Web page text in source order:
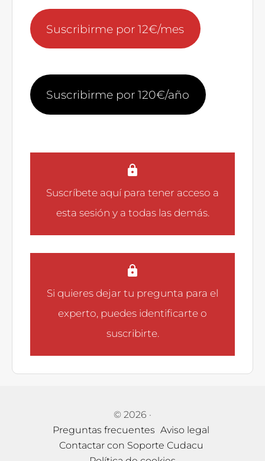
Suscribirme por 12€/mes
Suscribirme por 120€/año
Suscríbete aquípara tener acceso a
esta sesión y a todas las demás.
Si quieres dejar tu pregunta para el
experto, puedes identificarte o
suscribirte.
© 2026 ·
Preguntas frecuentes Aviso legal
Contactar con Soporte Cudacu